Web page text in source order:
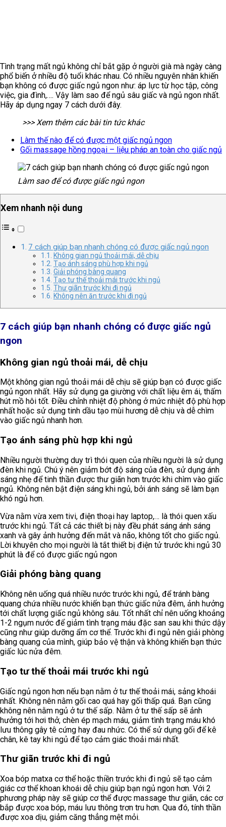
Tình trạng mất ngủ không chỉ bắt gặp ở người già mà ngày càng
phổ biến ở nhiều độ tuổi khác nhau. Có nhiều nguyên nhân khiến
bạn không có được giấc ngủ ngon như: áp lực từ học tập, công
việc, gia đình,…. Vậy làm sao để ngủ sâu giấc và ngủ ngon nhất.
Hãy áp dụng ngay 7 cách dưới đây.
>>> Xem thêm các bài tin tức khác
Làm thế nào để có được một giấc ngủ ngon
Gối massage hồng ngoại – liệu pháp an toàn cho giấc ngủ
Làm sao để có được giấc ngủ ngon
Xem nhanh nội dung
7 cách giúp bạn nhanh chóng có được giấc ngủ ngon
Không gian ngủ thoải mái, dễ chịu
Tạo ánh sáng phù hợp khi ngủ
Giải phóng bàng quang
Tạo tư thế thoải mái trước khi ngủ
Thư giãn trước khi đi ngủ
Không nên ăn trước khi đi ngủ
7 cách giúp bạn nhanh chóng có được giấc ngủ
ngon
Không gian ngủ thoải mái, dễ chịu
Một không gian ngủ thoải mái dễ chịu sẽ giúp bạn có được giấc
ngủ ngon nhất. Hãy sử dụng ga giường với chất liệu êm ái, thấm
hút mồ hôi tốt. Điều chỉnh nhiệt độ phòng ở mức nhiệt độ phù hợp
nhất hoặc sử dụng tinh dầu tạo mùi hương dễ chịu và dễ chìm
vào giấc ngủ nhanh hơn.
Tạo ánh sáng phù hợp khi ngủ
Nhiều người thường duy trì thói quen của nhiều người là sử dụng
đèn khi ngủ. Chú ý nên giảm bớt độ sáng của đèn, sử dụng ánh
sáng nhẹ để tinh thần được thư giãn hơn trước khi chìm vào giấc
ngủ. Không nên bật điện sáng khi ngủ, bởi ánh sáng sẽ làm bạn
khó ngủ hơn.
Vừa nằm vừa xem tivi, điện thoại hay laptop,… là thói quen xấu
trước khi ngủ. Tất cả các thiết bị này đều phát sáng ánh sáng
xanh và gây ảnh hưởng đến mắt và não, không tốt cho giấc ngủ.
Lời khuyên cho mọi người là tắt thiết bị điện tử trước khi ngủ 30
phút là để có được giấc ngủ ngon
Giải phóng bàng quang
Không nên uống quá nhiều nước trước khi ngủ, để tránh bàng
quang chứa nhiều nước khiến bạn thức giấc nửa đêm, ảnh hưởng
tới chất lượng giấc ngủ không sâu. Tốt nhất chỉ nên uống khoảng
1-2 ngụm nước để giảm tình trạng máu đặc san sau khi thức dậy
cũng như giúp dưỡng ẩm cơ thể. Trước khi đi ngủ nên giải phòng
bàng quang của mình, giúp bảo vệ thận và không khiến bạn thức
giấc lúc nửa đêm.
Tạo tư thế thoải mái trước khi ngủ
Giấc ngủ ngon hơn nếu bạn nằm ở tư thế thoải mái, sảng khoái
nhất. Không nên nằm gối cao quá hay gối thấp quá. Bạn cũng
không nên nằm ngủ ở tư thế sấp. Nằm ở tư thế sấp sẽ ảnh
hưởng tới hơi thở, chèn ép mạch máu, giảm tình trạng máu khó
lưu thông gây tê cứng hay đau nhức. Có thể sử dụng gối để kê
chân, kê tay khi ngủ để tạo cảm giác thoải mái nhất.
Thư giãn trước khi đi ngủ
Xoa bóp matxa cơ thể hoặc thiền trước khi đi ngủ sẽ tạo cảm
giác cơ thể khoan khoái dễ chịu giúp bạn ngủ ngon hơn. Với 2
phương pháp này sẽ giúp cơ thể được massage thư giãn, các cơ
bắp được xoa bóp, máu lưu thông trơn tru hơn. Qua đó, tính thần
được xoa dịu, giảm căng thẳng mệt mỏi.